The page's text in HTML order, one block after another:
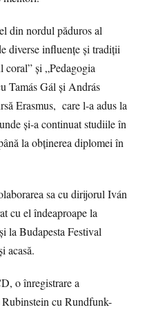
din nordul păduros al
diverse influențe și tradiții
și „Pedagogia
Tamás Gál și András
Erasmus, care l-a adus la
și-a continuat studiile în
la obținerea diplomei în
sa cu dirijorul Iván
cu el îndeaproape la
la Budapesta Festival
acasă.
o înregistrare a
cu Rundfunk-